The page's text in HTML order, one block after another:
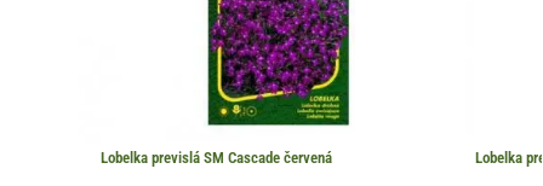
Lobelka previslá SM Cascade červená Lobelka